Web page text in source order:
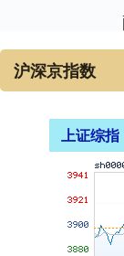
沪深京指数
上证综指